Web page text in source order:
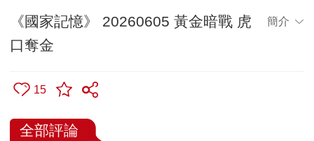
《國家記憶》 20260605 黃金暗戰 虎
口奪金
簡介
15
全部評論